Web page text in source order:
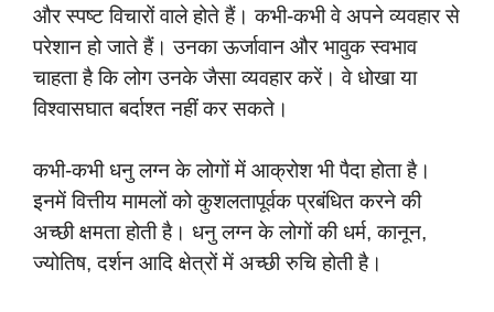
और स्पष्ट विचारों वाले होते हैं। कभी-कभी वे अपने व्यवहार से
परेशान हो जाते हैं। उनका ऊर्जावान और भावुक स्वभाव
चाहता है कि लोग उनके जैसा व्यवहार करें। वे धोखा या
विश्वासघात बर्दाश्त नहीं कर सकते।
कभी-कभी धनु लग्न के लोगों में आक्रोश भी पैदा होता है।
इनमें वित्तीय मामलों को कुशलतापूर्वक प्रबंधित करने की
अच्छी क्षमता होती है। धनु लग्न के लोगों की धर्म, कानून,
ज्योतिष, दर्शन आदि क्षेत्रों में अच्छी रुचि होती है।